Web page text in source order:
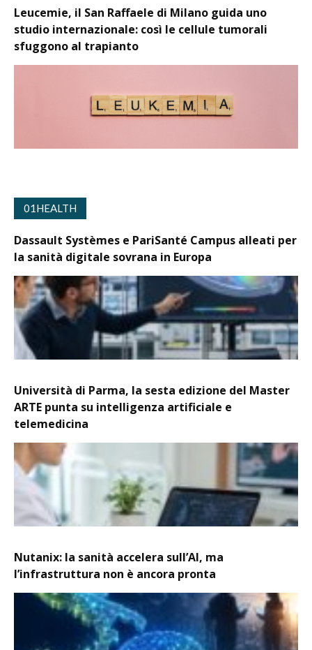
Leucemie, il San Raffaele di Milano guida uno
studio internazionale: così le cellule tumorali
sfuggono al trapianto
01HEALTH
Dassault Systèmes e PariSanté Campus alleati per
la sanità digitale sovrana in Europa
Università di Parma, la sesta edizione del Master
ARTE punta su intelligenza artificiale e
telemedicina
Nutanix: la sanità accelera sull’AI, ma
l’infrastruttura non è ancora pronta